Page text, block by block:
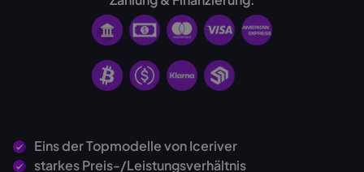
Eins der Topmodelle von Iceriver
starkes Preis-/Leistungsverhältnis